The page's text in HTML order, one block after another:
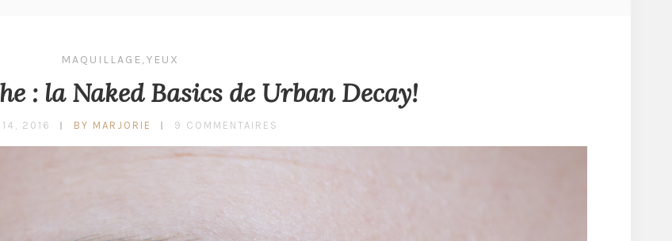
MAQUILLAGE,YEUX
: la Naked Basics de Urban Decay!
14, 2016 BY MARJORIE 9 COMMENTAIRES